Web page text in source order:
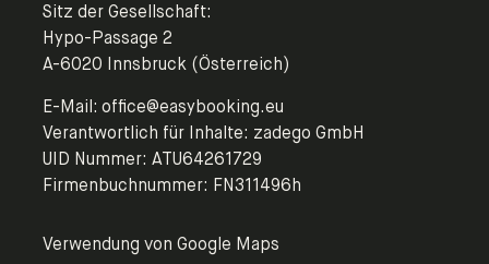
Sitz der Gesellschaft:
Hypo-Passage 2
A-6020 Innsbruck (Österreich)
E-Mail: office@easybooking.eu
Verantwortlich für Inhalte: zadego GmbH
UID Nummer: ATU64261729
Firmenbuchnummer: FN311496h
Verwendung von Google Maps